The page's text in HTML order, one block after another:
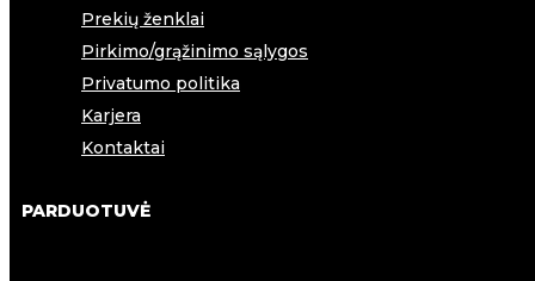
Prekių ženklai
Pirkimo/grąžinimo sąlygos
Privatumo politika
Karjera
Kontaktai
PARDUOTUVĖ